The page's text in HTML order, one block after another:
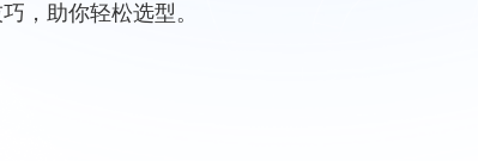
，助你轻松选型。